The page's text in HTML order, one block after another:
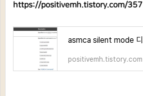
https://positivemh.tistory.com/357
positivemh.tistory.com